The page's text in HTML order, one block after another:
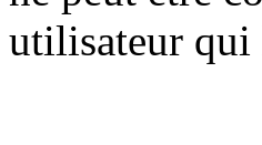
utilisateur qui